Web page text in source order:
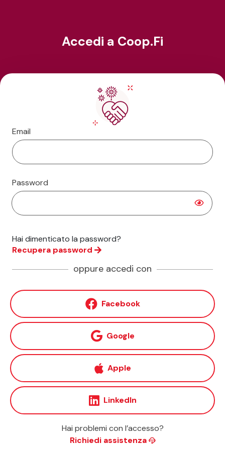
Accedi a Coop.Fi
Email
Password
Hai dimenticato la password?
Recupera password
oppure accedi con
Facebook
Google
Apple
LinkedIn
Hai problemi con l’accesso?
Richiedi assistenza